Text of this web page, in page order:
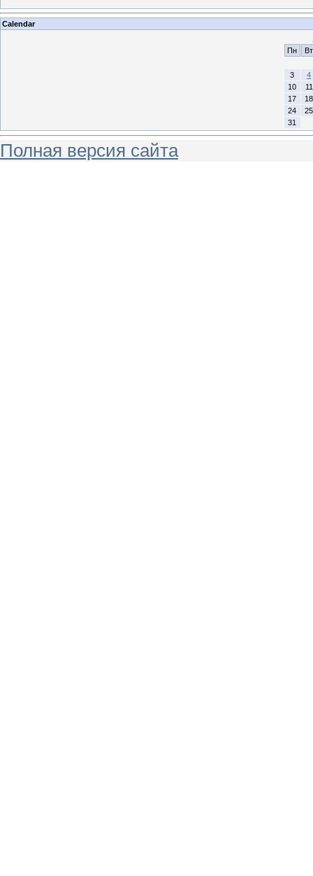
Calendar
Пн
Вт
3
4
10
11
17
18
24
25
31
Полная версия сайта